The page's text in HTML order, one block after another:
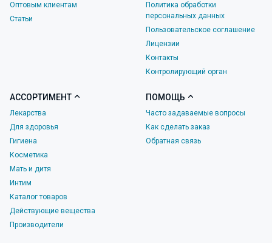
Оптовым клиентам
Статьи
Политика обработки
персональных данных
Пользовательское соглашение
Лицензии
Контакты
Контролирующий орган
АССОРТИМЕНТ
Лекарства
Для здоровья
Гигиена
Косметика
Мать и дитя
Интим
Каталог товаров
Действующие вещества
Производители
ПОМОЩЬ
Часто задаваемые вопросы
Как сделать заказ
Обратная связь